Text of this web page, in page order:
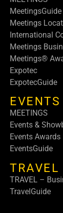
MeetingsGuide
Meetings
International
Meetings
Meetings®
Expotec
ExpotecGuide
MEETINGS
Events &
Events Awards
EventsGuide
TRAVEL
TRAVEL –
TravelGuide